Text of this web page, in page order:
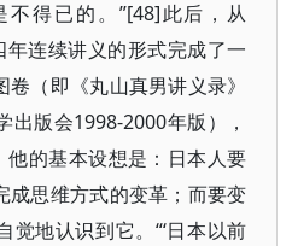
得已的。”[48]此后，从
连续讲义的形式完成了一
（即《丸山真男讲义录》
版会1998-2000年版），
他的基本设想是：日本人要
成思维方式的变革；而要变
觉地认识到它。“‘日本以前